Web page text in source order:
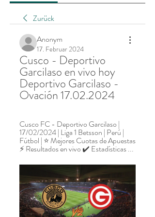
Zurück
Anonym
17. Februar 2024
Cusco - Deportivo
Garcilaso en vivo hoy
Deportivo Garcilaso -
Ovación 17.02.2024
Cusco FC - Deportivo Garcilaso |
17/02/2024 | Liga 1 Betsson | Perú |
Fútbol | ⭐ Mejores Cuotas de Apuestas
⚡ Resultados en vivo ✔️ Estadísticas ...